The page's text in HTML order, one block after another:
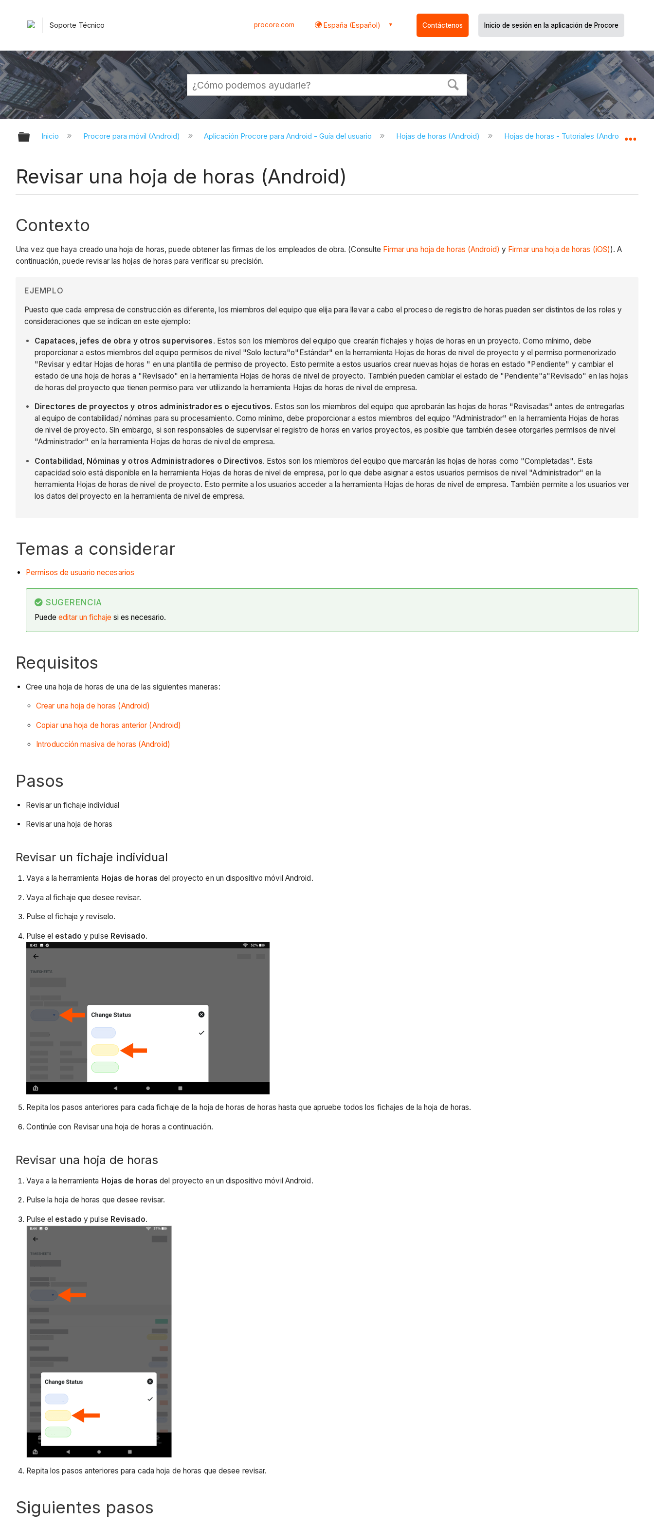
Soporte Técnico procore.com España (Español) Contáctenos Inicio de sesión en la aplicación de Procore
Expandir/contraer jerarquía global
Inicio Procore para móvil (Android) Aplicación Procore para Android - Guía del usuario Hojas de horas (Android) Hojas de horas - Tutoriales (Android)
Revisar una hoja de horas (Android)
Contexto
Una vez que haya creado una hoja de horas, puede obtener las firmas de los empleados de obra. (Consulte Firmar una hoja de horas (Android) y Firmar una hoja de horas (iOS)). A
continuación, puede revisar las hojas de horas para verificar su precisión.
EJEMPLO
Puesto que cada empresa de construcción es diferente, los miembros del equipo que elija para llevar a cabo el proceso de registro de horas pueden ser distintos de los roles y
consideraciones que se indican en este ejemplo:
Capataces, jefes de obra y otros supervisores. Estos son los miembros del equipo que crearán fichajes y hojas de horas en un proyecto. Como mínimo, debe
proporcionar a estos miembros del equipo permisos de nivel "Solo lectura"o"Estándar" en la herramienta Hojas de horas de nivel de proyecto y el permiso pormenorizado
"Revisar y editar Hojas de horas " en una plantilla de permiso de proyecto. Esto permite a estos usuarios crear nuevas hojas de horas en estado "Pendiente" y cambiar el
estado de una hoja de horas a "Revisado" en la herramienta Hojas de horas de nivel de proyecto. También pueden cambiar el estado de "Pendiente"a"Revisado" en las hojas
de horas del proyecto que tienen permiso para ver utilizando la herramienta Hojas de horas de nivel de empresa.
Directores de proyectos y otros administradores o ejecutivos. Estos son los miembros del equipo que aprobarán las hojas de horas "Revisadas" antes de entregarlas
al equipo de contabilidad/ nóminas para su procesamiento. Como mínimo, debe proporcionar a estos miembros del equipo "Administrador" en la herramienta Hojas de horas
de nivel de proyecto. Sin embargo, si son responsables de supervisar el registro de horas en varios proyectos, es posible que también desee otorgarles permisos de nivel
"Administrador" en la herramienta Hojas de horas de nivel de empresa.
Contabilidad, Nóminas y otros Administradores o Directivos. Estos son los miembros del equipo que marcarán las hojas de horas como "Completadas". Esta
capacidad solo está disponible en la herramienta Hojas de horas de nivel de empresa, por lo que debe asignar a estos usuarios permisos de nivel "Administrador" en la
herramienta Hojas de horas de nivel de proyecto. Esto permite a los usuarios acceder a la herramienta Hojas de horas de nivel de empresa. También permite a los usuarios ver
los datos del proyecto en la herramienta de nivel de empresa.
Temas a considerar
Permisos de usuario necesarios
SUGERENCIA
Puede editar un fichaje si es necesario.
Requisitos
Cree una hoja de horas de una de las siguientes maneras:
Crear una hoja de horas (Android)
Copiar una hoja de horas anterior (Android)
Introducción masiva de horas (Android)
Pasos
Revisar un fichaje individual
Revisar una hoja de horas
Revisar un fichaje individual
Vaya a la herramienta Hojas de horas del proyecto en un dispositivo móvil Android.
Vaya al fichaje que desee revisar.
Pulse el fichaje y revíselo.
Pulse el estado y pulse Revisado.
Repita los pasos anteriores para cada fichaje de la hoja de horas de horas hasta que apruebe todos los fichajes de la hoja de horas.
Continúe con Revisar una hoja de horas a continuación.
Revisar una hoja de horas
Vaya a la herramienta Hojas de horas del proyecto en un dispositivo móvil Android.
Pulse la hoja de horas que desee revisar.
Pulse el estado y pulse Revisado.
Repita los pasos anteriores para cada hoja de horas que desee revisar.
Siguientes pasos